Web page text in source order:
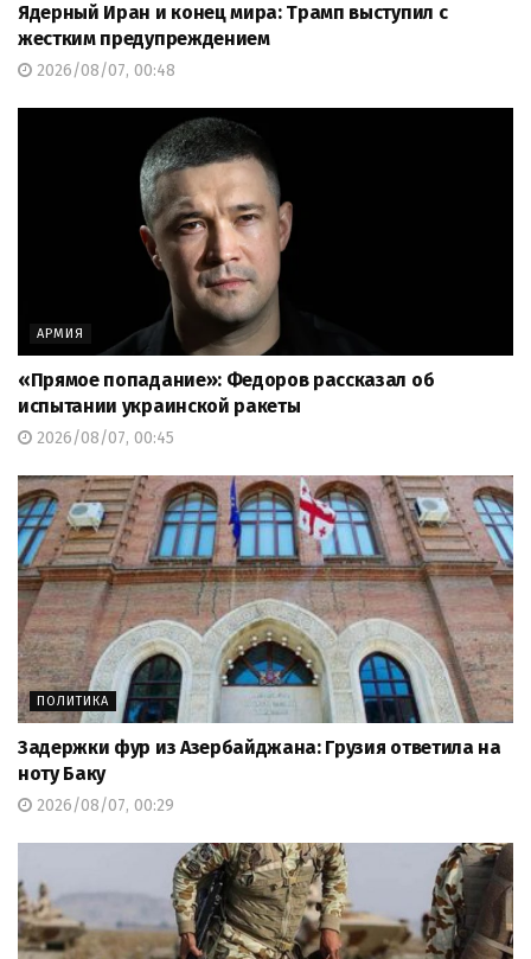
Ядерный Иран и конец мира: Трамп выступил с
жестким предупреждением
2026/08/07, 00:48
АРМИЯ
«Прямое попадание»: Федоров рассказал об
испытании украинской ракеты
2026/08/07, 00:45
ПОЛИТИКА
Задержки фур из Азербайджана: Грузия ответила на
ноту Баку
2026/08/07, 00:29